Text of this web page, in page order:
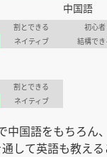
割とできる
ネイティブ
中国語
初心者
結構でき
割とできる
ネイティブ
国語をもちろん、
して英語も教える